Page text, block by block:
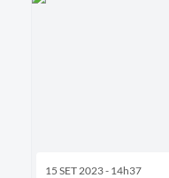
15 SET 2023 - 14h37